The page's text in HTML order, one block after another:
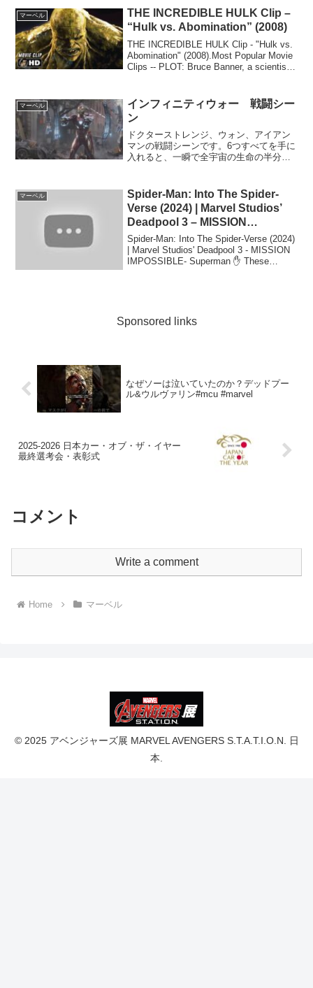
マーベル
THE INCREDIBLE HULK Clip –
“Hulk vs. Abomination” (2008)
THE INCREDIBLE HULK Clip - "Hulk vs.
Abomination" (2008).Most Popular Movie
Clips -- PLOT: Bruce Banner, a scientist
マーベル
インフィニティウォー 戦闘シー
ン
ドクターストレンジ、ウォン、アイアン
マンの戦闘シーンです。6つすべてを手に
入れると、一瞬で全宇宙の生命の半分を
狙う“最凶最悪”の〈ラスボス〉サノス。彼
の野望を阻止する...
マーベル
Spider-Man: Into The Spider-
Verse (2024) | Marvel Studios’
Deadpool 3 – MISSION
IMPOSSIBLE- Superman
Spider-Man: Into The Spider-Verse (2024)
| Marvel Studios' Deadpool 3 - MISSION
IMPOSSIBLE- Superman ✋ These
Sponsored links
なぜソーは泣いていたのか？デッドプー
ル&ウルヴァリン#mcu #marvel
2025-2026 日本カー・オブ・ザ・イヤー
最終選考会・表彰式
コメント
Write a comment
Home マーベル
© 2025 アベンジャーズ展 MARVEL AVENGERS S.T.A.T.I.O.N. 日
本.